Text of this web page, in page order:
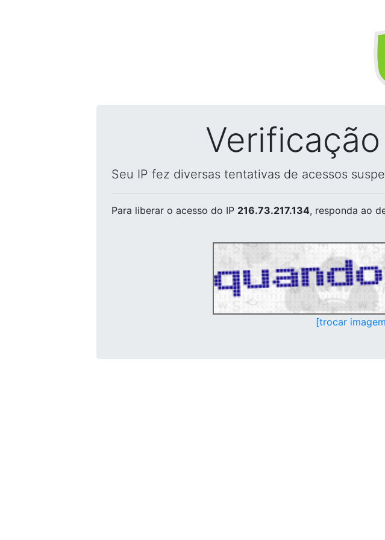
Seu IP fez diversas tentativas de acessos
Para liberar o acesso do IP 216.73.217.134, responda ao
[trocar